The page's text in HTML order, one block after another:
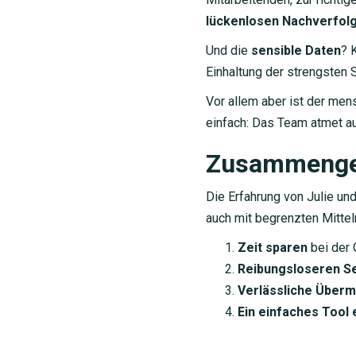
lückenlosen
Und die sensible Daten?
Einhaltung der strengsten
Vor allem aber ist der
einfach: Das Team atmet
Die Erfahrung von Julie
auch mit begrenzten
Zeit sparenbei der
Reibungsloseren
Verlässliche
Ein einfaches Tool